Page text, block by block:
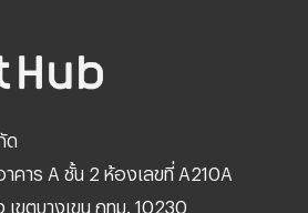
ด
คาร A ชั้น 2 ห้องเลขที่ A210A
ขตบางเขน กทม. 10230